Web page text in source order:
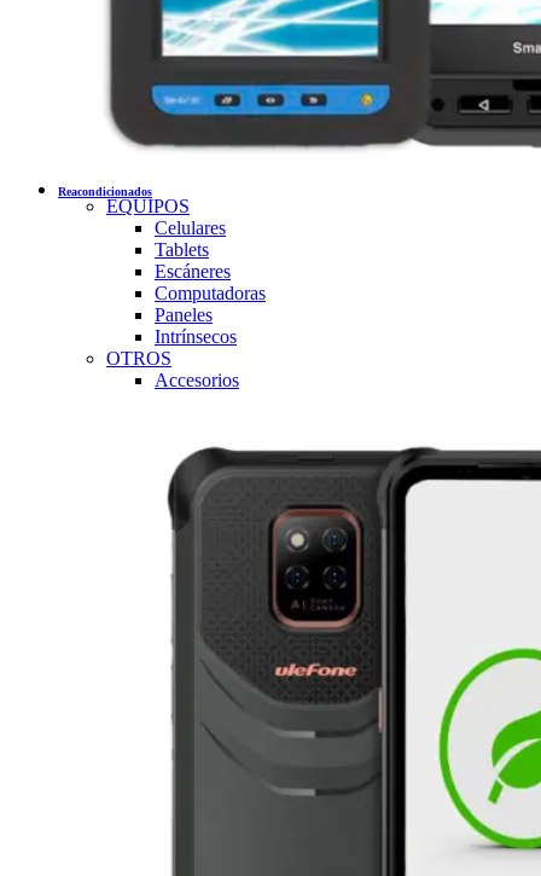
Reacondicionados
EQUIPOS
Celulares
Tablets
Escáneres
Computadoras
Paneles
Intrínsecos
OTROS
Accesorios